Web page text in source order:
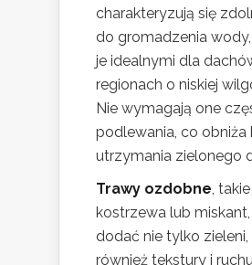
charakteryzują się
do gromadzenia
je idealnymi dla
regionach o niskiej
Nie wymagają one
podlewania, co obniża
utrzymania zielonego
Trawy ozdobne,
kostrzewa lub
dodać nie tylko zieleni,
również tekstury i